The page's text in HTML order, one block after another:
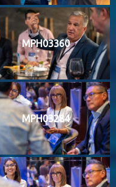
MPH03360
MPH03284